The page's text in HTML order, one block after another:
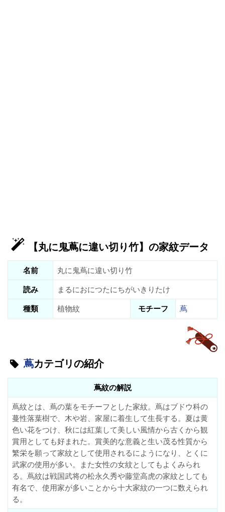
【丸に鬼蔦に違い切り竹】の家紋データ
名前
丸に鬼蔦に違い切り竹
読み
まるにおにつたにちがいきりたけ
種類
植物紋 モチーフ 蔦
蔦カテゴリの紹介
蔦紋の解説
蔦紋とは、蔦の葉をモチーフとした家紋。蔦はブドウ科の
蔓性落葉樹で、木や岩、家屋に着生して生長する。夏は黄
色い花をつけ、秋には紅葉して美しい風情から古くから観
賞用としても好まれた。賞美的な意義と生い茂る性質から
繁栄を願って家紋として使用されるにようになり、とくに
武家の使用が多い。また女性の女紋としてもよくみられ
る。蔦紋は戦国武将の松永久秀や藤堂高虎の家紋としても
有名で、使用家が多いことから十大家紋の一つに数えられ
る。